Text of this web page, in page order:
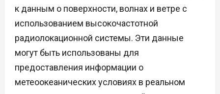
к данным о поверхности, волнах и ветре с
использованием высокочастотной
радиолокационной системы. Эти данные
могут быть использованы для
предоставления информации о
метеоокеанических условиях в реальном